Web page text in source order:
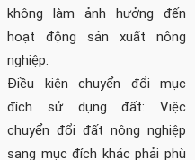
không làm ảnh hưởng đến
hoạt động sản xuất nông
nghiệp.
Điều kiện chuyển đổi mục
đích sử dụng đất: Việc
chuyển đổi đất nông nghiệp
sang mục đích khác phải phù